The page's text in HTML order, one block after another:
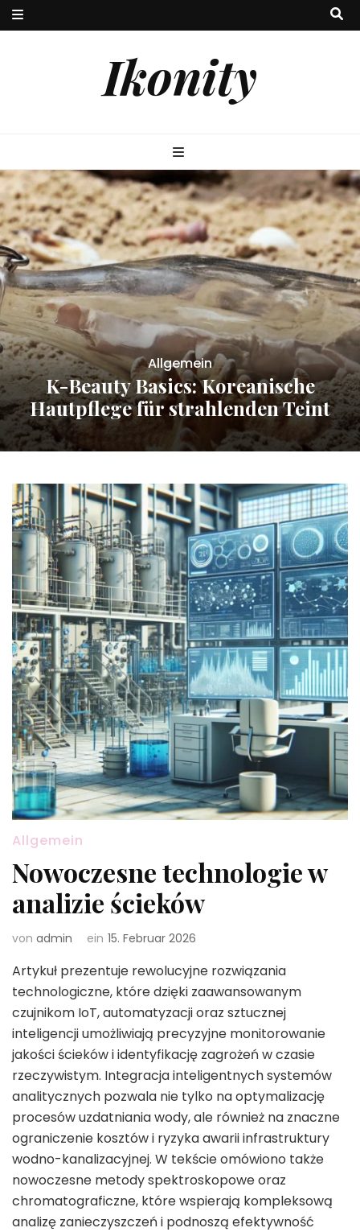
Ikonity
Allgemein
K-Beauty Basics: Koreanische
Hautpflege für strahlenden Teint
Allgemein
Nowoczesne technologie w
analizie ścieków
von admin ein 15. Februar 2026
Artykuł prezentuje rewolucyjne rozwiązania
technologiczne, które dzięki zaawansowanym
czujnikom IoT, automatyzacji oraz sztucznej
inteligencji umożliwiają precyzyjne monitorowanie
jakości ścieków i identyfikację zagrożeń w czasie
rzeczywistym. Integracja inteligentnych systemów
analitycznych pozwala nie tylko na optymalizację
procesów uzdatniania wody, ale również na znaczne
ograniczenie kosztów i ryzyka awarii infrastruktury
wodno-kanalizacyjnej. W tekście omówiono także
nowoczesne metody spektroskopowe oraz
chromatograficzne, które wspierają kompleksową
analizę zanieczyszczeń i podnoszą efektywność